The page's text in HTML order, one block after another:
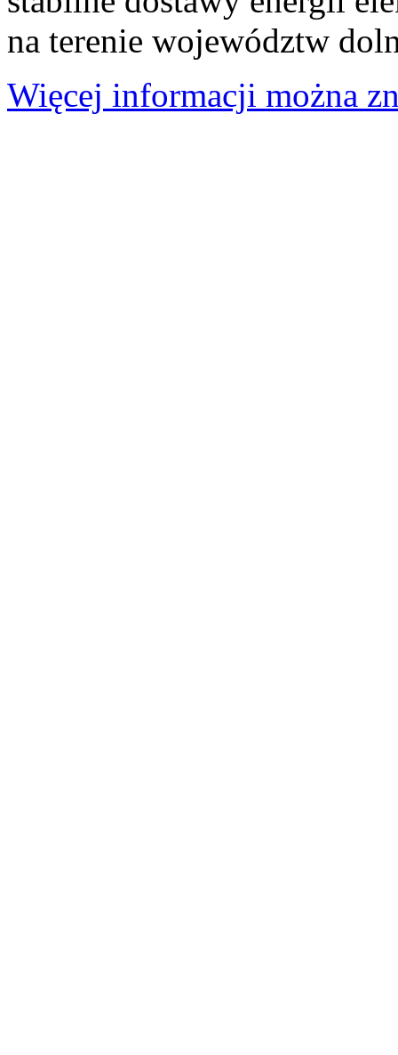
na terenie województw
Więcej informacji można